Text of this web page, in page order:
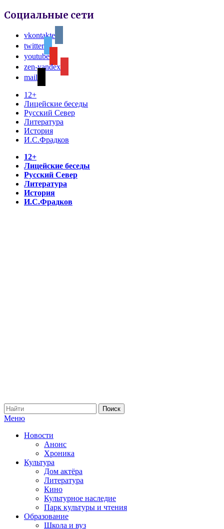
Социальные сети
vkontakte
twitter
youtube
zen-yandex
mail
12+
Лицейские беседы
Русский Север
Литература
История
И.С.Фрадков
12+
Лицейские беседы
Русский Север
Литература
История
И.С.Фрадков
Меню
Новости
Анонс
Хроника
Культура
Дом актёра
Литература
Кино
Культурное наследие
Парк культуры и чтения
Образование
Школа и вуз